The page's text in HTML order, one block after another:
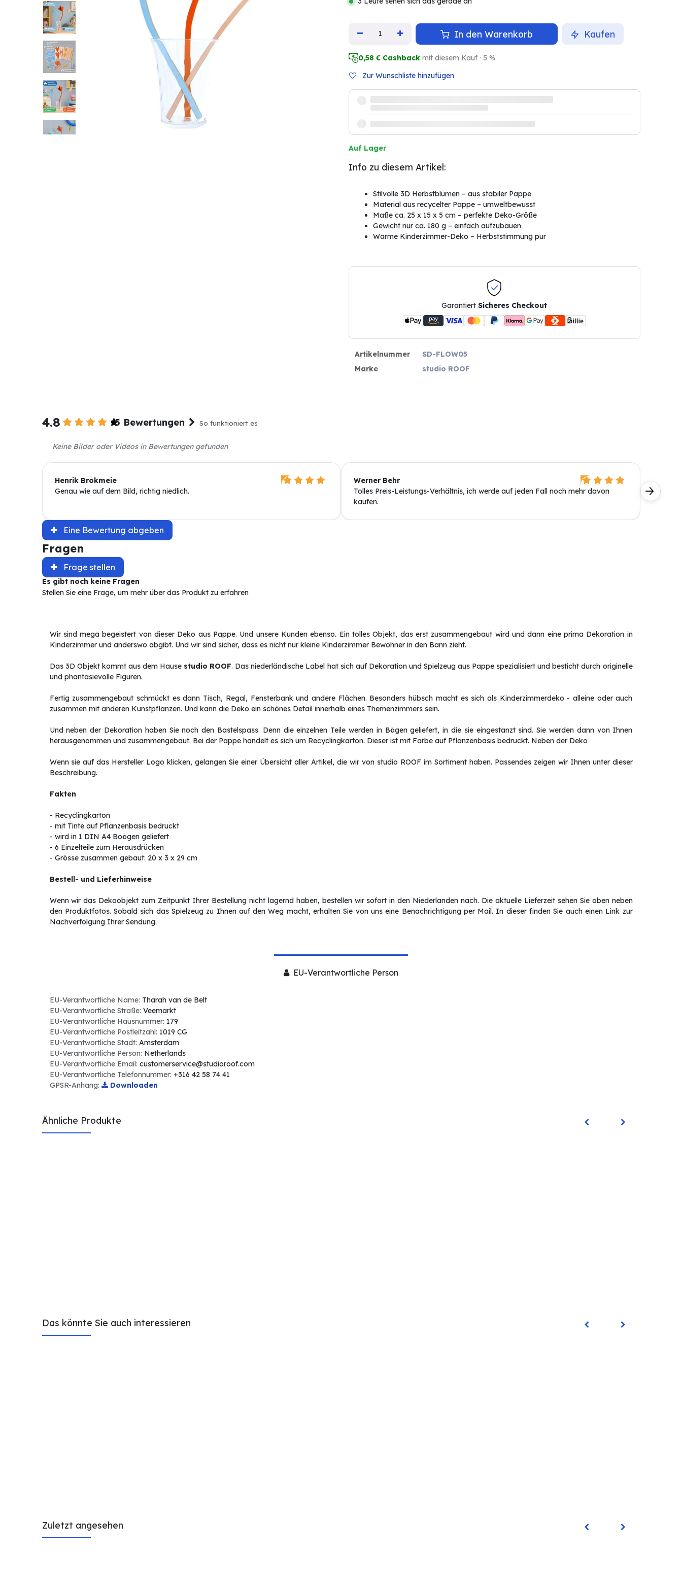
In den Warenkorb Kaufen
0,58 € Cashback mit diesem Kauf · 5 %
Zur Wunschliste hinzufügen
Auf Lager
Info zu diesem Artikel:
Stilvolle 3D Herbstblumen – aus stabiler Pappe
Material aus recycelter Pappe – umweltbewusst
Maße ca. 25 x 15 x 5 cm – perfekte Deko-Größe
Gewicht nur ca. 180 g – einfach aufzubauen
Warme Kinderzimmer-Deko – Herbststimmung pur
GarantiertSicheres Checkout
Artikelnummer
SD-FLOW05
Marke
studio ROOF
4.8 5 Bewertungen So funktioniert es
Keine Bilder oder Videos in Bewertungen gefunden
Henrik Brokmeie
Genau wie auf dem Bild, richtig niedlich.
Werner Behr
Tolles Preis-Leistungs-Verhältnis, ich werde auf jeden Fall noch mehr davon
kaufen.
Horst
Sehr
Eine Bewertung abgeben
Fragen
Frage stellen
Es gibt noch keine Fragen
Stellen Sie eine Frage, um mehr über das Produkt zu erfahren
Wir sind mega begeistert von dieser Deko aus Pappe. Und unsere Kunden ebenso. Ein tolles Objekt, das erst zusammengebaut wird und dann eine prima Dekoration in
Kinderzimmer und anderswo abgibt. Und wir sind sicher, dass es nicht nur kleine Kinderzimmer Bewohner in den Bann zieht.
Das 3D Objekt kommt aus dem Hause studio ROOF. Das niederländische Label hat sich auf Dekoration und Spielzeug aus Pappe spezialisiert und besticht durch originelle
und phantasievolle Figuren.
Fertig zusammengebaut schmückt es dann Tisch, Regal, Fensterbank und andere Flächen. Besonders hübsch macht es sich als Kinderzimmerdeko - alleine oder auch
zusammen mit anderen Kunstpflanzen. Und kann die Deko ein schönes Detail innerhalb eines Themenzimmers sein.
Und neben der Dekoration haben Sie noch den Bastelspass. Denn die einzelnen Teile werden in Bögen geliefert, in die sie eingestanzt sind. Sie werden dann von Ihnen
herausgenommen und zusammengebaut. Bei der Pappe handelt es sich um Recyclingkarton. Dieser ist mit Farbe auf Pflanzenbasis bedruckt. Neben der Deko
Wenn sie auf das Hersteller Logo klicken, gelangen Sie einer Übersicht aller Artikel, die wir von studio ROOF im Sortiment haben. Passendes zeigen wir Ihnen unter dieser
Beschreibung.
Fakten
- Recyclingkarton
- mit Tinte auf Pflanzenbasis bedruckt
- wird in 1 DIN A4 Boögen geliefert
- 6 Einzelteile zum Herausdrücken
- Grösse zusammen gebaut: 20 x 3 x 29 cm
Bestell- und Lieferhinweise
Wenn wir das Dekoobjekt zum Zeitpunkt Ihrer Bestellung nicht lagernd haben, bestellen wir sofort in den Niederlanden nach. Die aktuelle Lieferzeit sehen Sie oben neben
den Produktfotos. Sobald sich das Spielzeug zu Ihnen auf den Weg macht, erhalten Sie von uns eine Benachrichtigung per Mail. In dieser finden Sie auch einen Link zur
Nachverfolgung Ihrer Sendung.
EU-Verantwortliche Person
EU-Verantwortliche Name: Tharah van de Belt
EU-Verantwortliche Straße: Veemarkt
EU-Verantwortliche Hausnummer: 179
EU-Verantwortliche Postleitzahl: 1019 CG
EU-Verantwortliche Stadt: Amsterdam
EU-Verantwortliche Person: Netherlands
EU-Verantwortliche Email: customerservice@studioroof.com
EU-Verantwortliche Telefonnummer: +316 42 58 74 41
GPSR-Anhang:
Downloaden
Ähnliche Produkte
Das könnte Sie auch interessieren
Zuletzt angesehen